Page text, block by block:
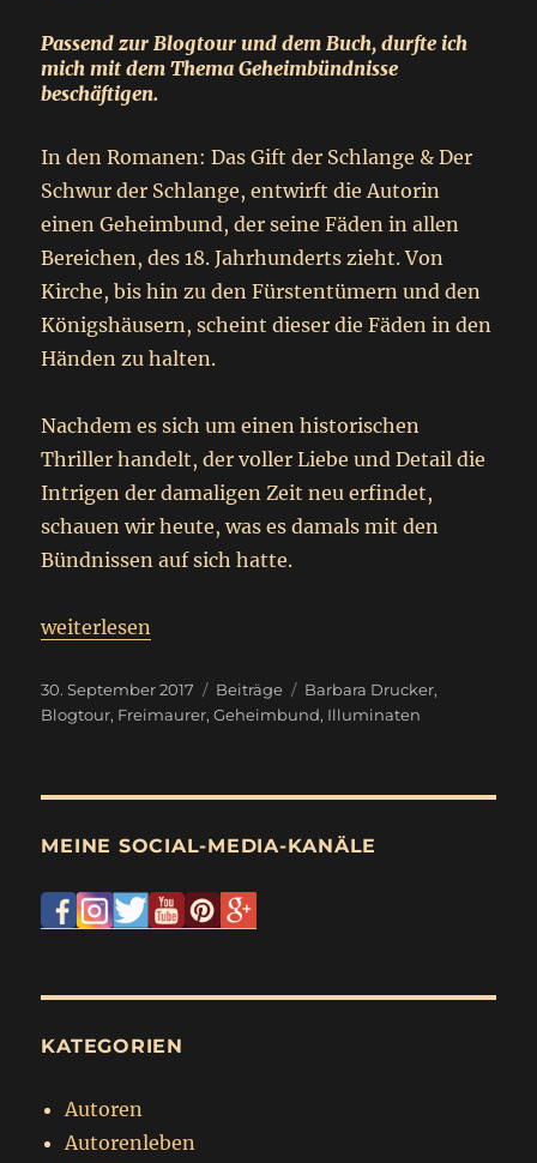
Passend zur Blogtour und dem Buch, durfte ich
mich mit dem Thema Geheimbündnisse
beschäftigen.
In den Romanen: Das Gift der Schlange & Der
Schwur der Schlange, entwirft die Autorin
einen Geheimbund, der seine Fäden in allen
Bereichen, des 18. Jahrhunderts zieht. Von
Kirche, bis hin zu den Fürstentümern und den
Königshäusern, scheint dieser die Fäden in den
Händen zu halten.
Nachdem es sich um einen historischen
Thriller handelt, der voller Liebe und Detail die
Intrigen der damaligen Zeit neu erfindet,
schauen wir heute, was es damals mit den
Bündnissen auf sich hatte.
„Geheimbündnisse im 18. Jhd.
weiterlesen
Veröffentlicht
am
30. September 2017 Kategorien
Beiträge Schlagwörter
Barbara Drucker,
Blogtour, Freimaurer,Geheimbund, Illuminaten
MEINE SOCIAL-MEDIA-KANÄLE
KATEGORIEN
Autoren
Autorenleben